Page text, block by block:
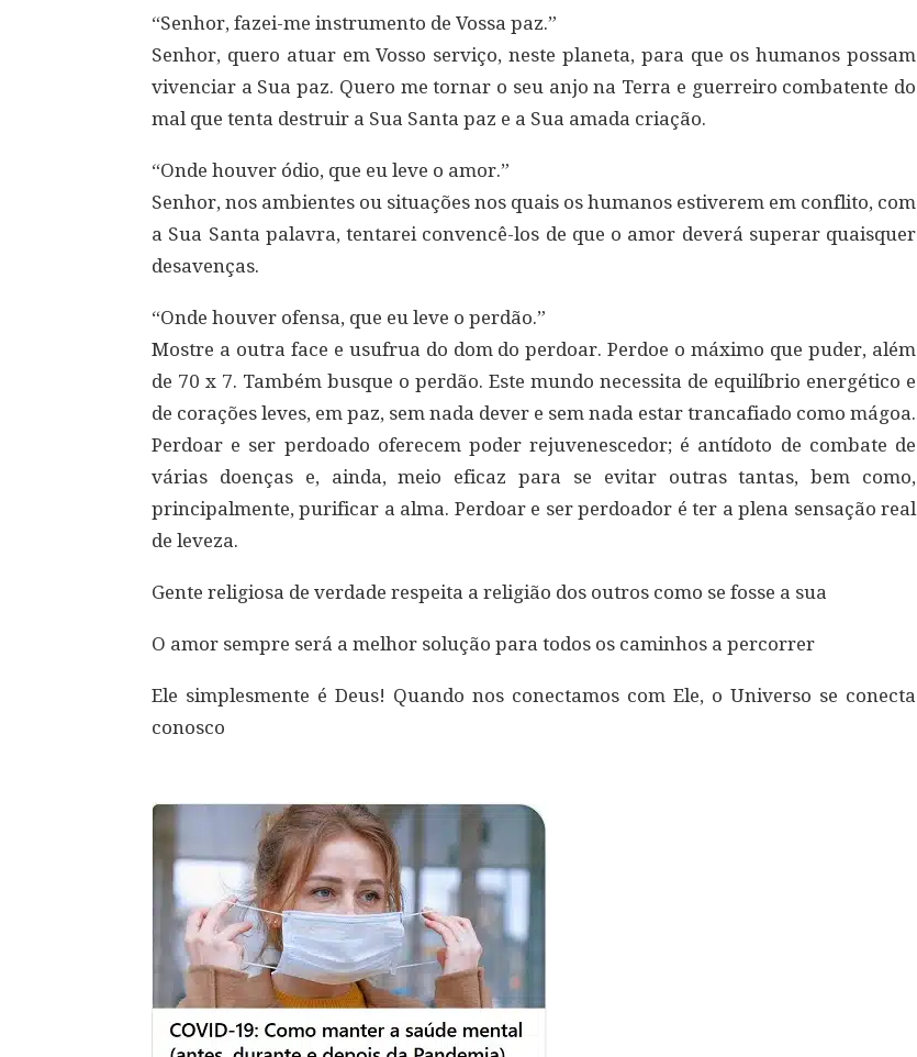
“Senhor, fazei-me instrumento de Vossa paz.”
Senhor, quero atuar em Vosso serviço, neste planeta, para que os humanos possam
vivenciar a Sua paz. Quero me tornar o seu anjo na Terra e guerreiro combatente do
mal que tenta destruir a Sua Santa paz e a Sua amada criação.
“Onde houver ódio, que eu leve o amor.”
Senhor, nos ambientes ou situações nos quais os humanos estiverem em conflito, com
a Sua Santa palavra, tentarei convencê-los de que o amor deverá superar quaisquer
desavenças.
“Onde houver ofensa, que eu leve o perdão.”
Mostre a outra face e usufrua do dom do perdoar. Perdoe o máximo que puder, além
de 70 x 7. Também busque o perdão. Este mundo necessita de equilíbrio energético e
de corações leves, em paz, sem nada dever e sem nada estar trancafiado como mágoa.
Perdoar e ser perdoado oferecem poder rejuvenescedor; é antídoto de combate de
várias doenças e, ainda, meio eficaz para se evitar outras tantas, bem como,
principalmente, purificar a alma. Perdoar e ser perdoador é ter a plena sensação real
de leveza.
Gente religiosa de verdade respeita a religião dos outros como se fosse a sua
O amor sempre será a melhor solução para todos os caminhos a percorrer
Ele simplesmente é Deus! Quando nos conectamos com Ele, o Universo se conecta
conosco